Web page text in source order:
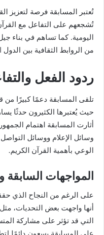
تُعتبر المسابقة فرصة لتعزيز
تُشجعهم على التفاعل مع
اليومية. كما تساهم في بناء
من الروابط الثقافية بين الدول
ردود الفعل
تلقى المسابقة دعمًا كبيرًا
حيث يُعتبرها الكثيرون حدثًا
أثارت المسابقة اهتمام
وسائل الإعلام ووسائل
الوعي بأهمية القرآن الكريم.
المواجهات السابقة
على الرغم من النجاح الذي
أنها واجهت بعض التحديات،
التي قد تؤثر على مشاركة